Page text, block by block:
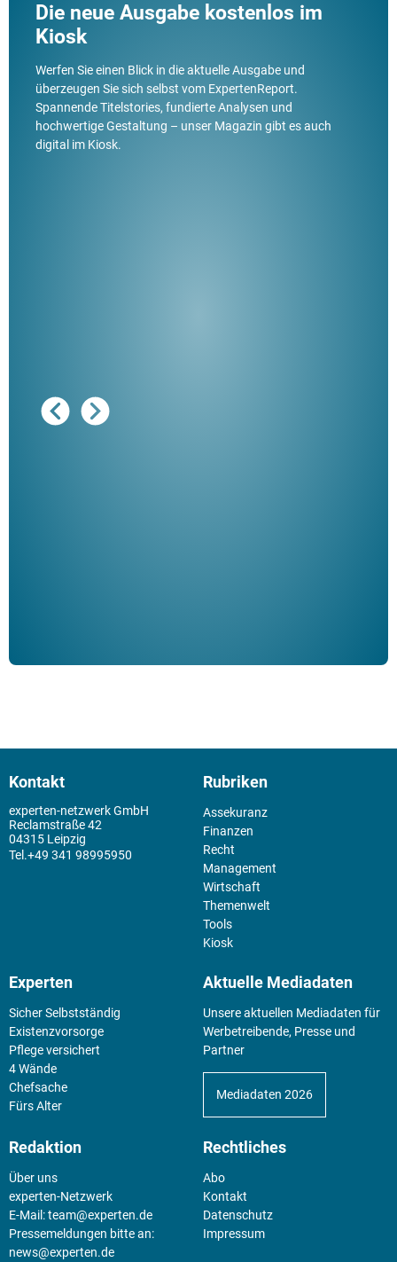
Die neue Ausgabe kostenlos im
Kiosk
Werfen Sie einen Blick in die aktuelle Ausgabe und
überzeugen Sie sich selbst vom ExpertenReport.
Spannende Titelstories, fundierte Analysen und
hochwertige Gestaltung – unser Magazin gibt es auch
digital im Kiosk.
Kontakt
experten-netzwerk GmbH
Reclamstraße 42
04315 Leipzig
+49 341 98995950
Rubriken
Assekuranz
Finanzen
Recht
Management
Wirtschaft
Themenwelt
Tools
Kiosk
Experten
Sicher Selbstständig
Existenz­vorsorge
Pflege versichert
4 Wände
Chefsache
Fürs Alter
Aktuelle Mediadaten
Unsere aktuellen Mediadaten für
Werbetreibende, Presse und
Partner
Mediadaten 2026
Redaktion
Über uns
experten-Netzwerk
E-Mail:team@experten.de
Pressemeldungen bitte an:
news@experten.de
Rechtliches
Abo
Kontakt
Datenschutz
Impressum